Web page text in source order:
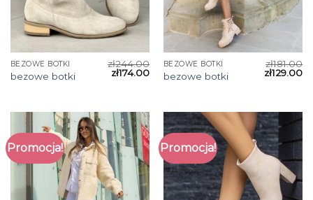
BEZOWE BOTKI
bezowe botki
zł244.00
zł174.00
BEZOWE BOTKI
bezowe botki
zł181.00
zł129.00
Promocja! Promocja!